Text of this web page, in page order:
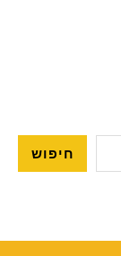
חיפוש